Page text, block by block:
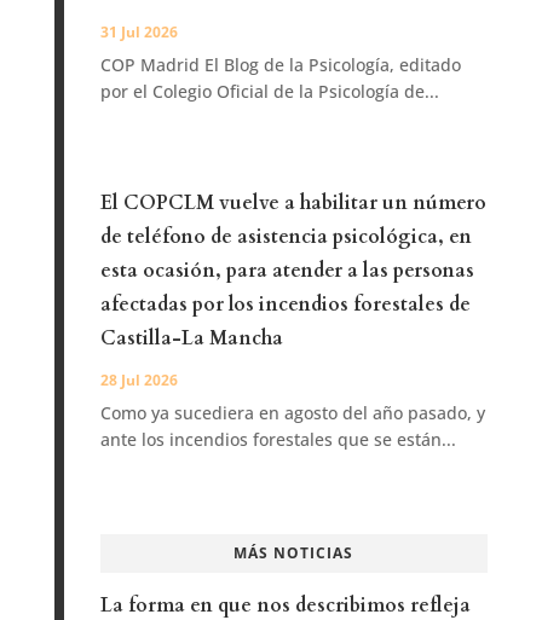
31 Jul 2026
COP Madrid El Blog de la Psicología, editado
por el Colegio Oficial de la Psicología de...
El COPCLM vuelve a habilitar un número
de teléfono de asistencia psicológica, en
esta ocasión, para atender a las personas
afectadas por los incendios forestales de
Castilla-La Mancha
28 Jul 2026
Como ya sucediera en agosto del año pasado, y
ante los incendios forestales que se están...
MÁS NOTICIAS
La forma en que nos describimos refleja